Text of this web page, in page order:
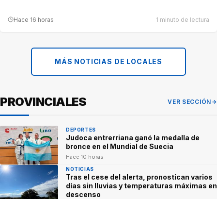
Hace 16 horas 1 minuto de lectura
MÁS NOTICIAS DE LOCALES
PROVINCIALES VER SECCIÓN
DEPORTES
Judoca entrerriana ganó la medalla de
bronce en el Mundial de Suecia
Hace 10 horas
NOTICIAS
Tras el cese del alerta, pronostican varios
días sin lluvias y temperaturas máximas en
descenso